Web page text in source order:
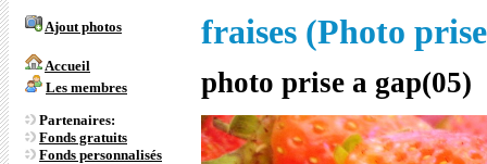
Ajout photos
Accueil
Les membres
Partenaires:
Fonds gratuits
Fonds personnalisés
fraises (Photo
photo prise a gap(05)